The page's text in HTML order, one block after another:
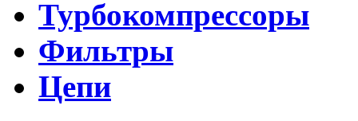
Турбокомпрессоры
Фильтры
Цепи